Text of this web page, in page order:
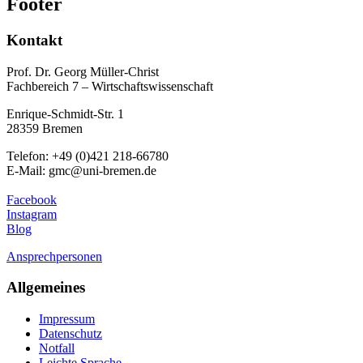
Kontakt
Prof. Dr. Georg Müller-Christ
Fachbereich 7 – Wirtschaftswissenschaft
Enrique-Schmidt-Str. 1
28359 Bremen
Telefon: +49 (0)421 218-66780
E-Mail: gmc@uni-bremen.de
Facebook
Instagram
Blog
Ansprechpersonen
Allgemeines
Impressum
Datenschutz
Notfall